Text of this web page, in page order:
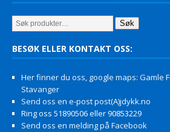
Søk
BESØK ELLER KONTAKT OSS:
Her finner du oss, google maps: Gamle
Stavanger
Send oss en e-post post(A)jdykk.no
Ring oss 51890506 eller 90853229
Send oss en melding på Facebook